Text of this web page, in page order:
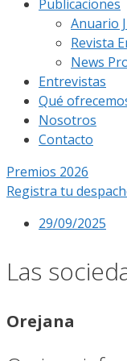
Publicaciones
Anuario
Revista
News
Entrevistas
Qué
Nosotros
Contacto
Premios 2026
Registra tu
29/09/2025
Las
Orejana